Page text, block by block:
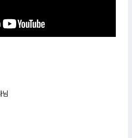
님